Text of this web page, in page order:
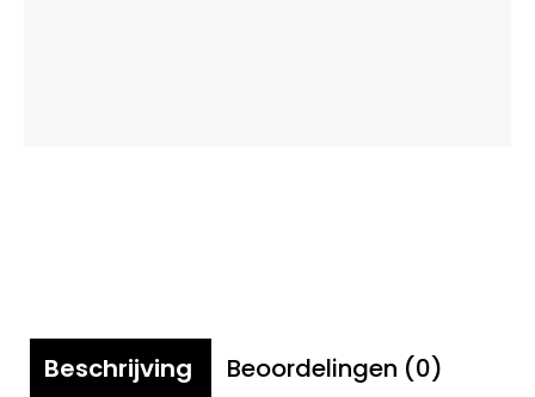
Beschrijving Beoordelingen (0)